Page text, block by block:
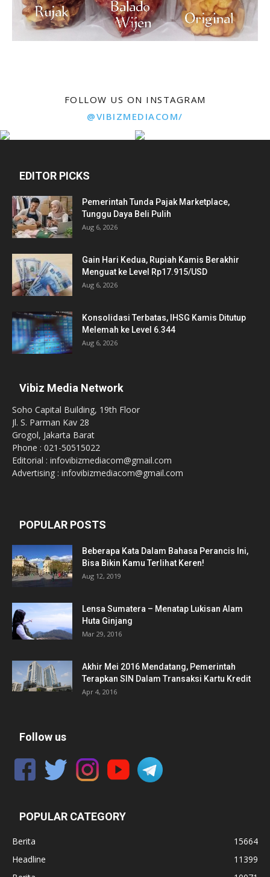
FOLLOW US ON INSTAGRAM
@VIBIZMEDIACOM/
EDITOR PICKS
Pemerintah Tunda Pajak Marketplace,
Tunggu Daya Beli Pulih
Aug 6, 2026
Gain Hari Kedua, Rupiah Kamis Berakhir
Menguat ke Level Rp17.915/USD
Aug 6, 2026
Konsolidasi Terbatas, IHSG Kamis Ditutup
Melemah ke Level 6.344
Aug 6, 2026
Vibiz Media Network
Soho Capital Building, 19th Floor
Jl. S. Parman Kav 28
Grogol, Jakarta Barat
Phone : 021-50515022
Editorial : infovibizmediacom@gmail.com
Advertising : infovibizmediacom@gmail.com
POPULAR POSTS
Beberapa Kata Dalam Bahasa Perancis Ini,
Bisa Bikin Kamu Terlihat Keren!
Aug 12, 2019
Lensa Sumatera – Menatap Lukisan Alam
Huta Ginjang
Mar 29, 2016
Akhir Mei 2016 Mendatang, Pemerintah
Terapkan SIN Dalam Transaksi Kartu Kredit
Apr 4, 2016
Follow us
POPULAR CATEGORY
Berita
15664
Headline
11399